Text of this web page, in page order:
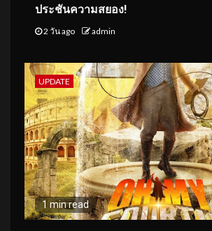
ประชันความสยอง!
2 วัน ago admin
UPDATE
1 min read